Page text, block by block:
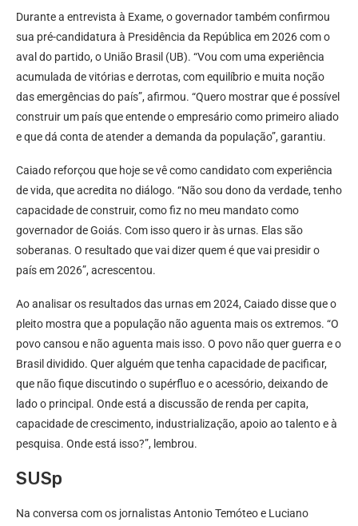
Durante a entrevista à Exame, o governador também confirmou
sua pré-candidatura à Presidência da República em 2026 com o
aval do partido, o União Brasil (UB). “Vou com uma experiência
acumulada de vitórias e derrotas, com equilíbrio e muita noção
das emergências do país”, afirmou. “Quero mostrar que é possível
construir um país que entende o empresário como primeiro aliado
e que dá conta de atender a demanda da população”, garantiu.
Caiado reforçou que hoje se vê como candidato com experiência
de vida, que acredita no diálogo. “Não sou dono da verdade, tenho
capacidade de construir, como fiz no meu mandato como
governador de Goiás. Com isso quero ir às urnas. Elas são
soberanas. O resultado que vai dizer quem é que vai presidir o
país em 2026”, acrescentou.
Ao analisar os resultados das urnas em 2024, Caiado disse que o
pleito mostra que a população não aguenta mais os extremos. “O
povo cansou e não aguenta mais isso. O povo não quer guerra e o
Brasil dividido. Quer alguém que tenha capacidade de pacificar,
que não fique discutindo o supérfluo e o acessório, deixando de
lado o principal. Onde está a discussão de renda per capita,
capacidade de crescimento, industrialização, apoio ao talento e à
pesquisa. Onde está isso?”, lembrou.
SUSp
Na conversa com os jornalistas Antonio Temóteo e Luciano